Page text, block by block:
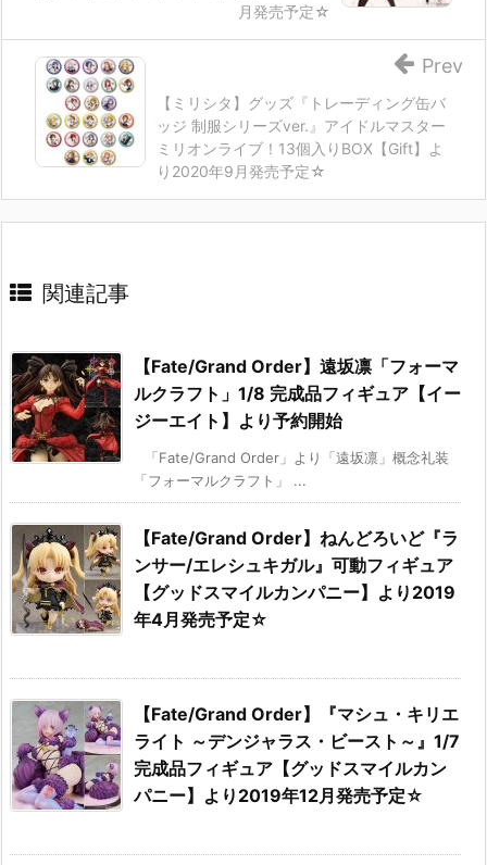
月発売予定☆
【ミリシタ】グッズ『トレーディング缶バ
ッジ 制服シリーズver.』アイドルマスター
ミリオンライブ！13個入りBOX【Gift】よ
り2020年9月発売予定☆
Prev
関連記事
【Fate/Grand Order】遠坂凛「フォーマ
ルクラフト」1/8 完成品フィギュア【イー
ジーエイト】より予約開始
「Fate/Grand Order」より「遠坂凛」概念礼装
「フォーマルクラフト」 ...
【Fate/Grand Order】ねんどろいど『ラ
ンサー/エレシュキガル』可動フィギュア
【グッドスマイルカンパニー】より2019
年4月発売予定☆
【Fate/Grand Order】『マシュ・キリエ
ライト ～デンジャラス・ビースト～』1/7
完成品フィギュア【グッドスマイルカン
パニー】より2019年12月発売予定☆